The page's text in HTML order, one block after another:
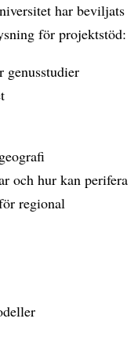
har beviljats
för projektstöd:
genusstudier
och hur kan perifera
regional